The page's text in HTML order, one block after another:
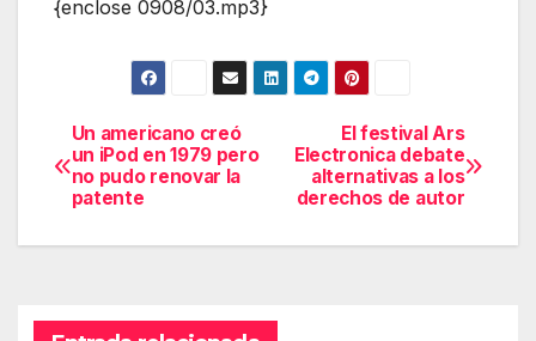
{enclose 0908/03.mp3}
Navegación
de
entradas
El festival Ars
Electronica debate
alternativas a los
derechos de autor
Un americano creó
un iPod en 1979 pero
no pudo renovar la
patente